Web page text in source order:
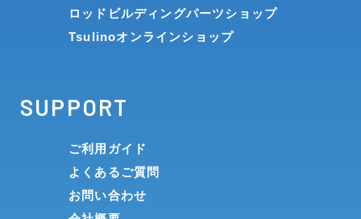
ロッドビルディングパーツショップ
Tsulinoオンラインショップ
SUPPORT
ご利用ガイド
よくあるご質問
お問い合わせ